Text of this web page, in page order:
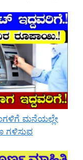
ಮನೆಯಲ್ಲೇ
ಗಳಿಸುವ